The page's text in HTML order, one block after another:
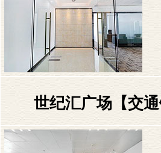
世纪汇广场【交